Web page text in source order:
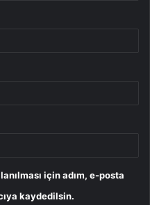
için adım, e-posta
kaydedilsin.